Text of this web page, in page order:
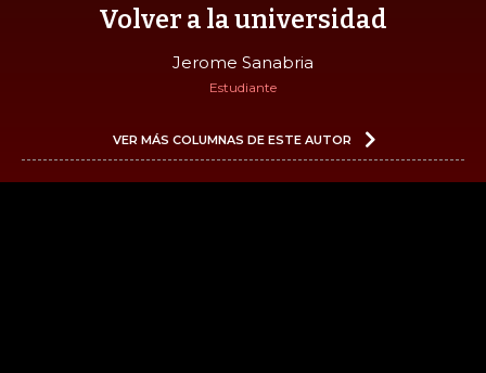
Volver a la universidad
Jerome Sanabria
Estudiante
VER MÁS COLUMNAS DE ESTE AUTOR